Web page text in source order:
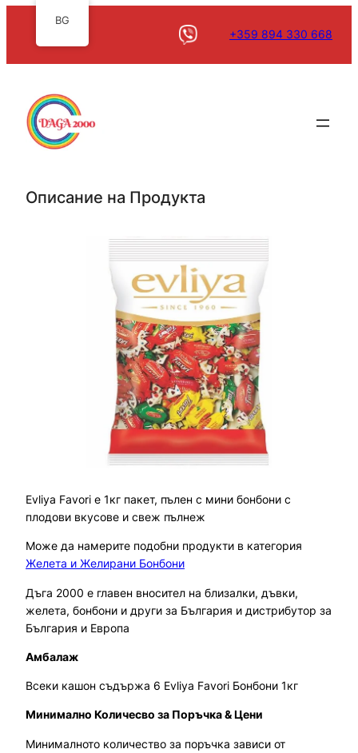
+359 894 330 668
Описание на Продукта
Evliya Favori е 1кг пакет, пълен с мини бонбони с
плодови вкусове и свеж пълнеж
Може да намерите подобни продукти в категория
Желета и Желирани Бонбони
Дъга 2000 е главен вносител на близалки, дъвки,
желета, бонбони и други за България и дистрибутор за
България и Европа
Амбалаж
Всеки кашон съдържа 6 Evliya Favori Бонбони 1кг
Минимално Количесво за Поръчка & Цени
Минималното количество за поръчка зависи от
BG